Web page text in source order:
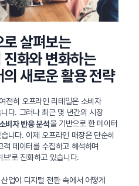
살펴보는
화와 변화하는
새로운 활용 전략
전히 오프라인 리테일은 소비자
다. 그러나 최근 몇 년간의 시장
비자 반응 분석을 기반으로 한 데이터
니다. 이제 오프라인 매장은 단순히
데이터를 수집하고 해석하며
’로 진화하고 있습니다.
업이 디지털 전환 속에서 어떻게